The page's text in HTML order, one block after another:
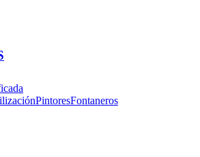
PintoresFontaneros